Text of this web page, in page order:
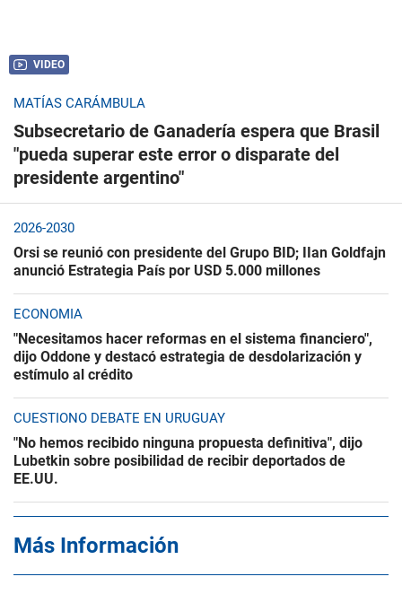
VIDEO
MATÍAS CARÁMBULA
Subsecretario de Ganadería espera que Brasil
"pueda superar este error o disparate del
presidente argentino"
2026-2030
Orsi se reunió con presidente del Grupo BID; IIan Goldfajn
anunció Estrategia País por USD 5.000 millones
ECONOMÍA
"Necesitamos hacer reformas en el sistema financiero",
dijo Oddone y destacó estrategia de desdolarización y
estímulo al crédito
CUESTIONÓ DEBATE EN URUGUAY
"No hemos recibido ninguna propuesta definitiva", dijo
Lubetkin sobre posibilidad de recibir deportados de
EE.UU.
Más Información